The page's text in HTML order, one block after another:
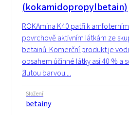
(kokamidopropylbetain)
ROKAmina K40 patří k amfoterním
povrchově aktivním látkám ze
betainů. Komerční produkt je
obsahem účinné látky asi 40 % a
žlutou barvou....
Složení
betainy